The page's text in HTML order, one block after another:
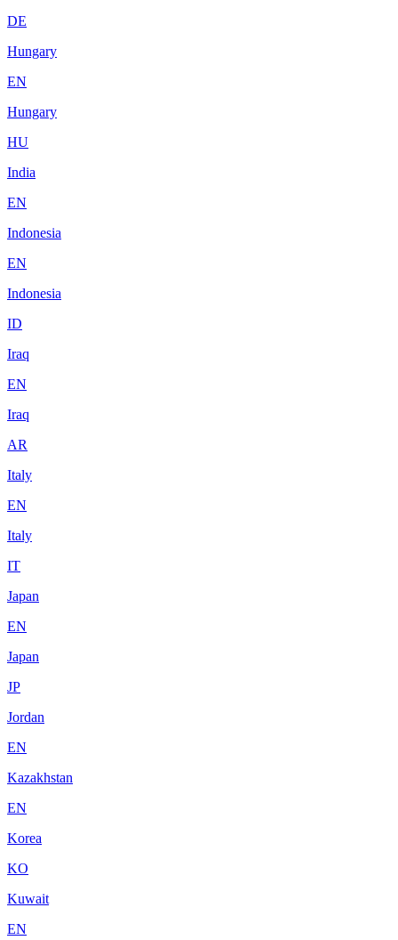
DE
Hungary
EN
Hungary
HU
India
EN
Indonesia
EN
Indonesia
ID
Iraq
EN
Iraq
AR
Italy
EN
Italy
IT
Japan
EN
Japan
JP
Jordan
EN
Kazakhstan
EN
Korea
KO
Kuwait
EN